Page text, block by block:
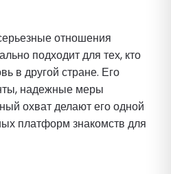
отношения
подходит для тех, кто
в другой стране. Его
надежные меры
охват делают его одной
платформ знакомств для